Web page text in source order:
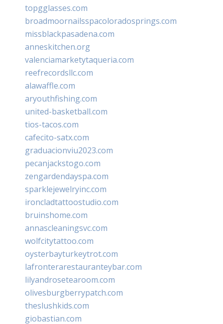
topgglasses.com
broadmoornailsspacoloradosprings.com
missblackpasadena.com
anneskitchen.org
valenciamarketytaqueria.com
reefrecordsllc.com
alawaffle.com
aryouthfishing.com
united-basketball.com
tios-tacos.com
cafecito-satx.com
graduacionviu2023.com
pecanjackstogo.com
zengardendayspa.com
sparklejewelryinc.com
ironcladtattoostudio.com
bruinshome.com
annascleaningsvc.com
wolfcitytattoo.com
oysterbayturkeytrot.com
lafronterarestauranteybar.com
lilyandrosetearoom.com
olivesburgberrypatch.com
theslushkids.com
giobastian.com